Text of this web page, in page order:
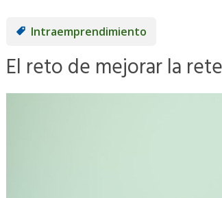
Intraemprendimiento
El reto de mejorar la